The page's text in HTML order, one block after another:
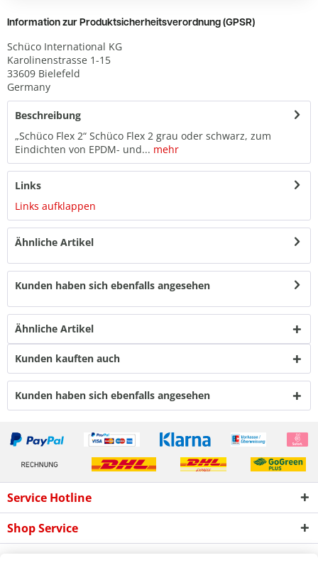
Information zur Produktsicherheitsverordnung (GPSR)
Schüco International KG
Karolinenstrasse 1-15
33609 Bielefeld
Germany
Beschreibung
„Schüco Flex 2“ Schüco Flex 2 grau oder schwarz, zum
Eindichten von EPDM- und... mehr
Links
Links aufklappen
Ähnliche Artikel
Kunden haben sich ebenfalls angesehen
Ähnliche Artikel
Kunden kauften auch
Kunden haben sich ebenfalls angesehen
Service Hotline
Shop Service